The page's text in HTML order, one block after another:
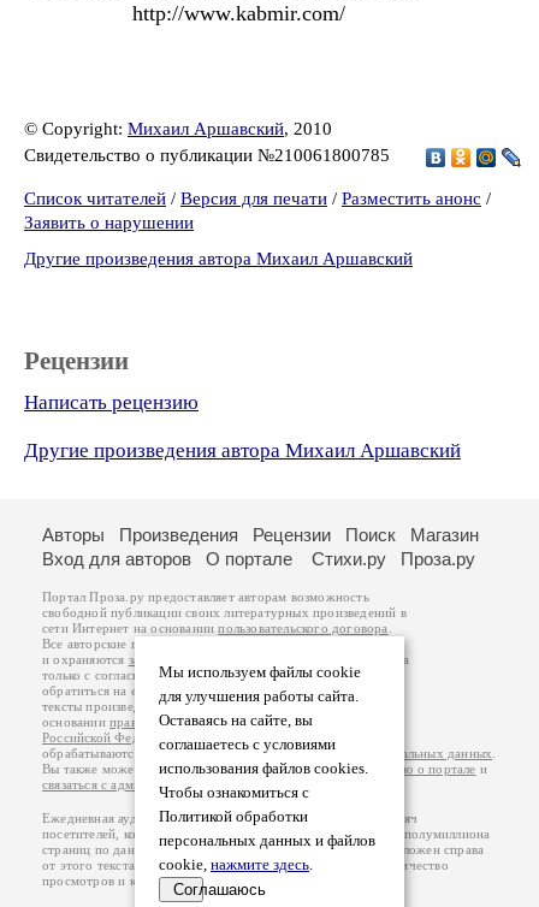
http://www.kabmir.com/
© Copyright: Михаил Аршавский, 2010
Свидетельство о публикации №210061800785
Список читателей / Версия для печати / Разместить анонс /
Заявить о нарушении
Другие произведения автора Михаил Аршавский
Рецензии
Написать рецензию
Другие произведения автора Михаил Аршавский
Мы используем файлы cookie
для улучшения работы сайта.
Оставаясь на сайте, вы
соглашаетесь с условиями
использования файлов cookies.
Чтобы ознакомиться с
Политикой обработки
персональных данных и файлов
cookie, нажмите здесь.
Соглашаюсь
Авторы Произведения Рецензии Поиск
Магазин
Вход для авторов
О портале Стихи.ру Проза.ру
Портал Проза.ру предоставляет авторам возможность
свободной публикации своих литературных произведений в
сети Интернет на основаниипользовательского договора
Все авторские права на произведения принадлежат авторам
и охраняются законом
. Перепечатка произведений возможна
только с согласия его автора, к которому вы можете
обратиться на его авторской странице. Ответственность за
тексты произведений авторы несут самостоятельно на
основанииправил публикацииизаконодательства
Российской Федерации
обрабатываются на основанииПолитики обработки персональных данных
Вы также можете посмотреть более подробнуюинформацию о портале и
связаться с администрацией
Ежедневная аудитория портала Проза.ру – порядка 100 тысяч
посетителей, которые в общей сумме просматривают более полумиллиона
страниц по данным счетчика посещаемости, который расположен справа
от этого текста. В каждой графе указано по две цифры: количество
просмотров и количество посетителей.